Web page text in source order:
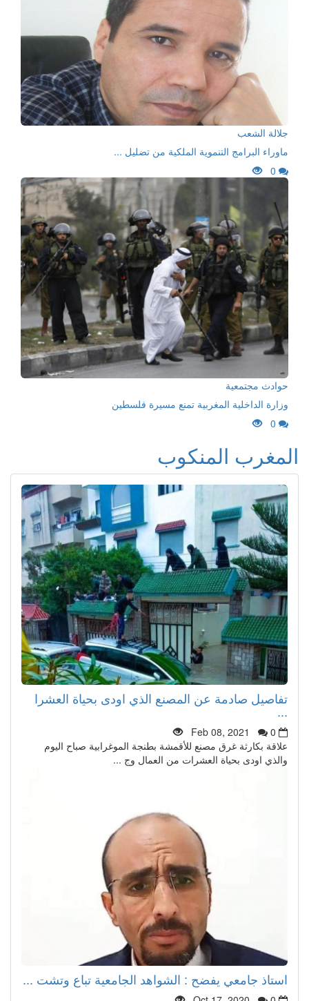
جلالة الشعب
ماوراء البرامج التنموية الملكية من تضليل ...
0
حوادث مجتمعية
وزارة الداخلية المغربية تمنع مسيرة فلسطين
0
المغرب المنكوب
تفاصيل صادمة عن المصنع الذي اودى بحياة العشرا
Feb 08, 2021
0
علاقة بكارثة غرق مصنع للأقمشة بطنجة الموغرابية صباح اليوم
والذي اودى بحياة العشرات من العمال وج ...
استاذ جامعي يفضح : الشواهد الجامعية تباع وتشت ...